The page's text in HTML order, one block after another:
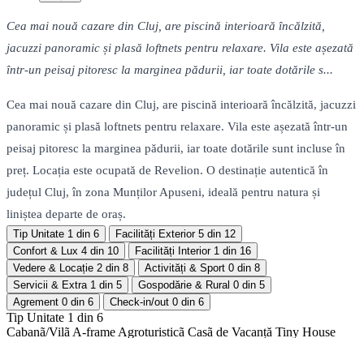
Cea mai nouă cazare din Cluj, are piscină interioară încălzită,
jacuzzi panoramic și plasă loftnets pentru relaxare. Vila este așezată
într-un peisaj pitoresc la marginea pădurii, iar toate dotările s...
Cea mai nouă cazare din Cluj, are piscină interioară încălzită, jacuzzi
panoramic și plasă loftnets pentru relaxare. Vila este așezată într-un
peisaj pitoresc la marginea pădurii, iar toate dotările sunt incluse în
preț. Locația este ocupată de Revelion. O destinație autentică în
județul Cluj, în zona Munților Apuseni, ideală pentru natura și
liniștea departe de oraș.
Tip Unitate 1 din 6 Facilități Exterior 5 din 12
Confort & Lux 4 din 10 Facilități Interior 1 din 16
Vedere & Locație 2 din 8 Activități & Sport 0 din 8
Servicii & Extra 1 din 5 Gospodărie & Rural 0 din 5
Agrement 0 din 6 Check-in/out 0 din 6
Tip Unitate 1 din 6
Cabanã/Vilã A-frame Agroturisticã Casã de Vacanță Tiny House